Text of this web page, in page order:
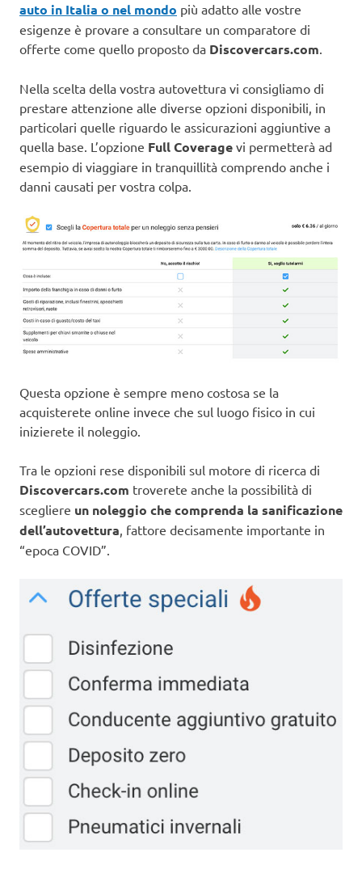
auto in Italia o nel mondo più adatto alle vostre
esigenze è provare a consultare un comparatore di
offerte come quello proposto da Discovercars.com.
Nella scelta della vostra autovettura vi consigliamo di
prestare attenzione alle diverse opzioni disponibili, in
particolari quelle riguardo le assicurazioni aggiuntive a
quella base. L’opzione Full Coverage vi permetterà ad
esempio di viaggiare in tranquillità comprendo anche i
danni causati per vostra colpa.
Questa opzione è sempre meno costosa se la
acquisterete online invece che sul luogo fisico in cui
inizierete il noleggio.
Tra le opzioni rese disponibili sul motore di ricerca di
Discovercars.com troverete anche la possibilità di
scegliere un noleggio che comprenda la sanificazione
dell’autovettura , fattore decisamente importante in
“epoca COVID”.